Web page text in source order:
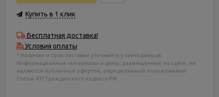
Купить в 1 клик
Бесплатная доставка!
Условия оплаты
* Наличие и срок поставки уточняйте у менеджеров.
Информационные материалы и цены, размещенные на сайте, не
являются публичной офертой, определяемой положениями
Статьи 437 Гражданского кодекса РФ.